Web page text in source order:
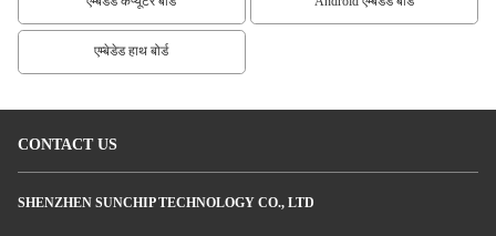
एम्बेडेड हाथ बोर्ड
CONTACT US
SHENZHEN SUNCHIP TECHNOLOGY CO., LTD